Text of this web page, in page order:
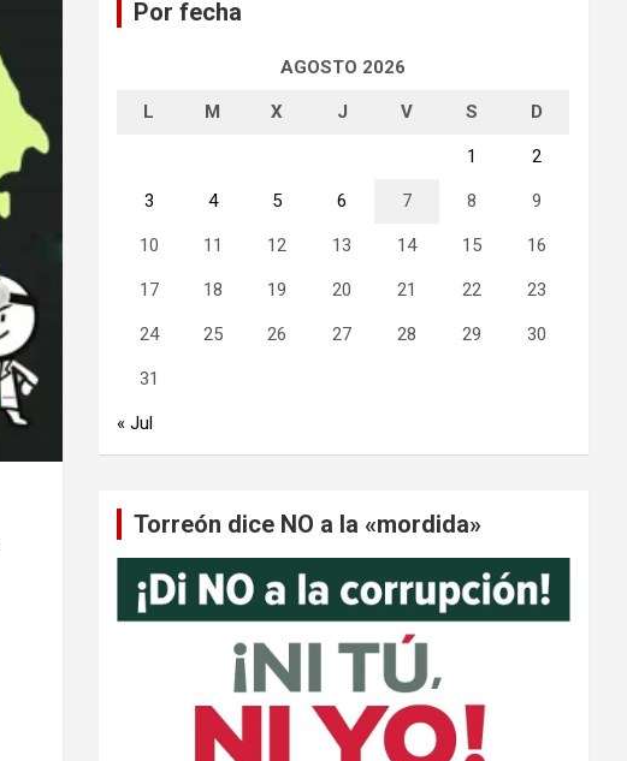
Por fecha
AGOSTO 2026
L M X J V S D
1 2
3 4 5 6 7 8 9
10 11 12 13 14 15 16
17 18 19 20 21 22 23
24 25 26 27 28 29 30
31
« Jul
Torreón dice NO a la «mordida»